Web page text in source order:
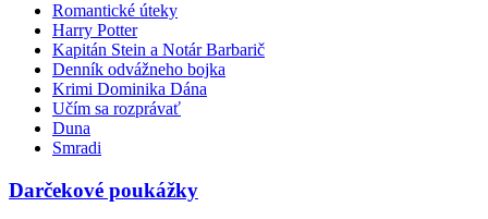
Romantické úteky
Harry Potter
Kapitán Stein a Notár Barbarič
Denník odvážneho bojka
Krimi Dominika Dána
Učím sa rozprávať
Duna
Smradi
Darčekové poukážky